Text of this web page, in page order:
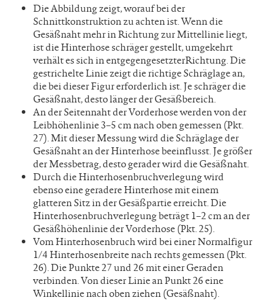
Die Abbildung zeigt, worauf bei der
Schnittkonstruktion zu achten ist. Wenn die
Gesäßnaht mehr in Richtung zur Mittellinie liegt,
ist die Hinterhose schräger gestellt, umgekehrt
verhält es sich in entgegengesetzterRichtung. Die
gestrichelte Linie zeigt die richtige Schräglage an,
die bei dieser Figur erforderlich ist. Je schräger die
Gesäßnaht, desto länger der Gesäßbereich.
An der Seitennaht der Vorderhose werden von der
Leibhöhenlinie 3–5 cm nach oben gemessen (Pkt.
27). Mit dieser Messung wird die Schräglage der
Gesäßnaht an der Hinterhose beeinflusst. Je größer
der Messbetrag, desto gerader wird die Gesäßnaht.
Durch die Hinterhosenbruchverlegung wird
ebenso eine geradere Hinterhose mit einem
glatteren Sitz in der Gesäßpartie erreicht. Die
Hinterhosenbruchverlegung beträgt 1–2 cm an der
Gesäßhöhenlinie der Vorderhose (Pkt. 25).
Vom Hinterhosenbruch wird bei einer Normalfigur
1/4 Hinterhosenbreite nach rechts gemessen (Pkt.
26). Die Punkte 27 und 26 mit einer Geraden
verbinden. Von dieser Linie an Punkt 26 eine
Winkellinie nach oben ziehen (Gesäßnaht).